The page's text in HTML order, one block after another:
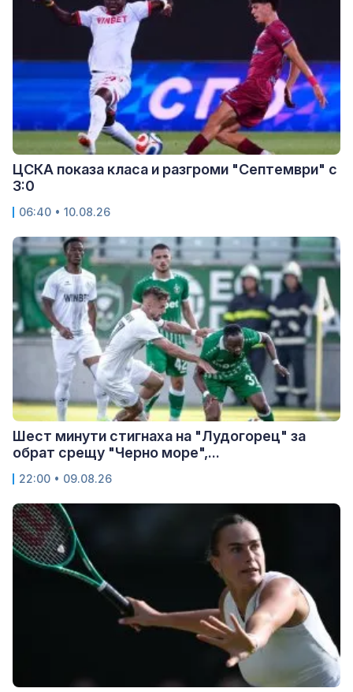
ЦСКА показа класа и разгроми "Септември" с
3:0
06:40 • 10.08.26
Шест минути стигнаха на "Лудогорец" за
обрат срещу "Черно море",...
22:00 • 09.08.26